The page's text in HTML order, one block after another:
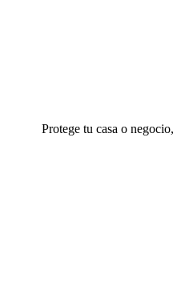
Protege tu casa o